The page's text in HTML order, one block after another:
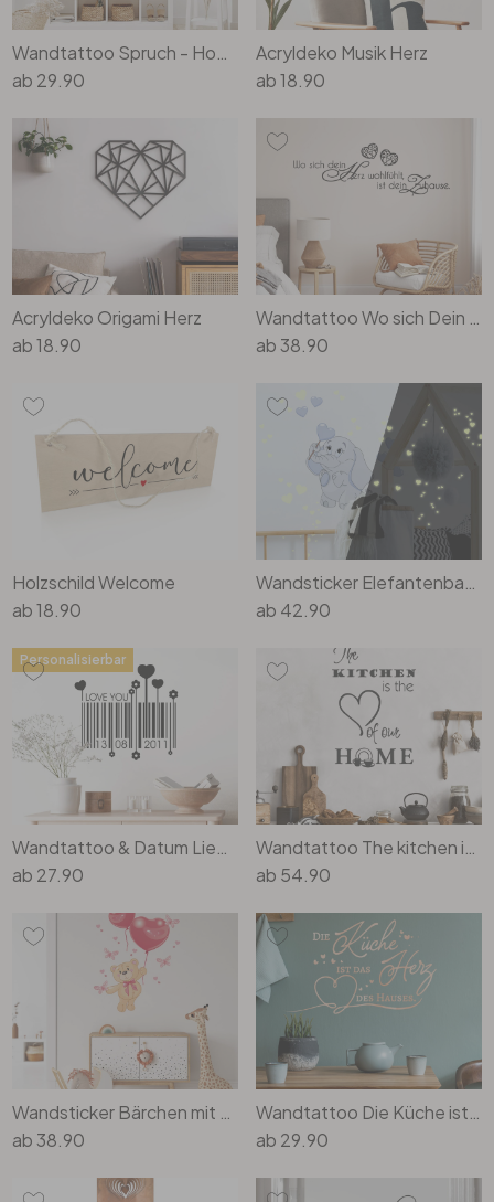
ab 29.90
Acryldeko Musik Herz
ab18.90
Acryldeko Origami Herz
ab18.90
ab38.90
Holzschild Welcome
ab18.90
ab 42.90
ab 27.90
Personalisierbar
ab 54.90
ab38.90
ab 29.90